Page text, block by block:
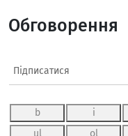
Обговорення
Підписатися